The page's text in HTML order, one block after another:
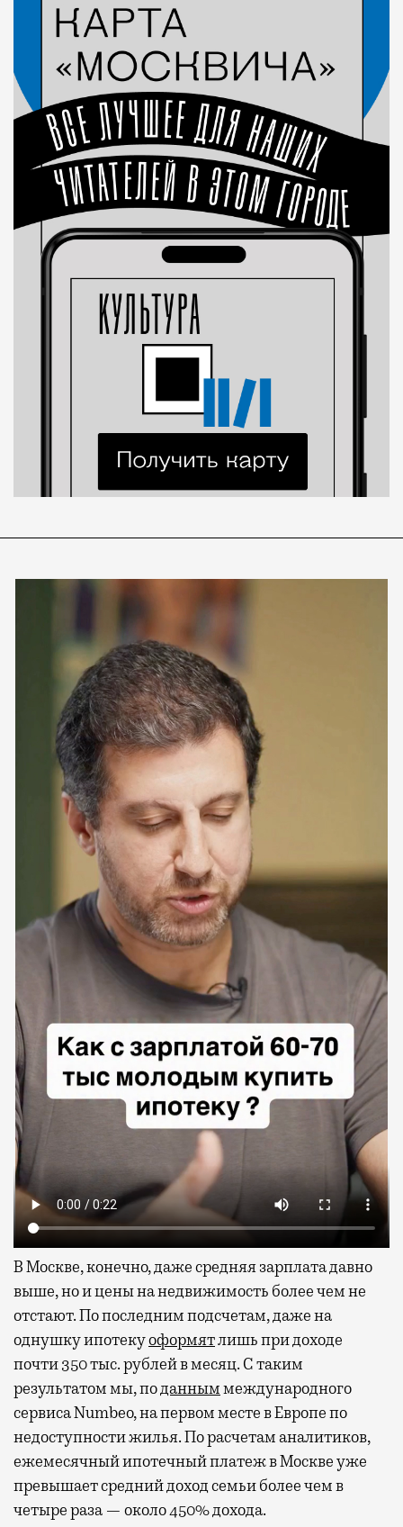
В Москве, конечно, даже средняя зарплата давно
выше, но и цены на недвижимость более чем не
отстают. По последним подсчетам, даже на
однушку ипотекуоформятлишь при доходе
почти 350 тыс. рублей в месяц. С таким
результатом мы, поданныммеждународного
сервиса Numbeo, на первом месте в Европе по
недоступности жилья. По расчетам аналитиков,
ежемесячный ипотечный платеж в Москве уже
превышает средний доход семьи более чем в
четыре раза — около 450% дохода.